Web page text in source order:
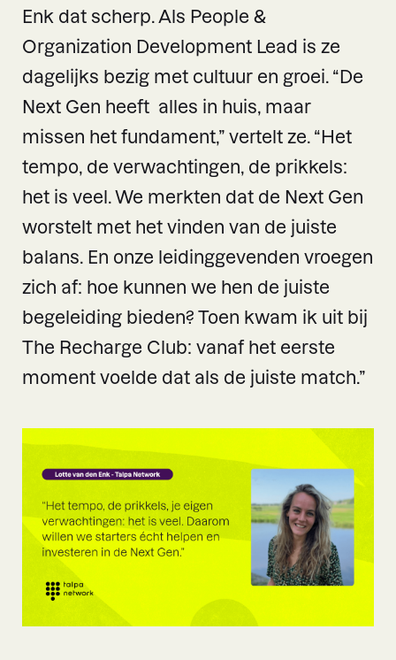
Enk dat scherp. Als People &
Organization Development Lead is ze
dagelijks bezig met cultuur en groei. “De
Next Gen heeft alles in huis, maar
missen het fundament,” vertelt ze. “Het
tempo, de verwachtingen, de prikkels:
het is veel. We merkten dat de Next Gen
worstelt met het vinden van de juiste
balans. En onze leidinggevenden vroegen
zich af: hoe kunnen we hen de juiste
begeleiding bieden? Toen kwam ik uit bij
The Recharge Club: vanaf het eerste
moment voelde dat als de juiste match.”